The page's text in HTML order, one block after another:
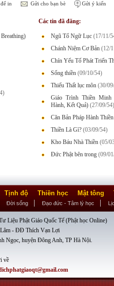
in Gửi cho bạn bè Gửi ý kiến
Các tin đã đăng:
Ngũ Tổ Ngữ Lục (17/11/
Chánh Niệm Cơ Bản (12/
Chín Yếu Tố Phát Triển
Sống thiền (09/10/54)
Thiếu Thất lục môn (30/
Giáo Trình Thiền
Hành, Kết Quả) (27/09/54)
Căn Bản Pháp Hành Thiền
Thiền Là Gì? (03/09/54)
Kho Báu Nhà Thiền (05/
Đức Phật bên trong (09/
Tịnh độ Thiền học Mật tông
Đời sống Đạo đức - Tâm lý học
Liệu Phật Giáo Quốc Tế (Phật học Online)
- ĐĐ Thích Vạn Lợi
Ngọc, huyện Đông Anh, TP Hà Nội.
về